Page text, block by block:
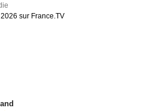
sur France.TV